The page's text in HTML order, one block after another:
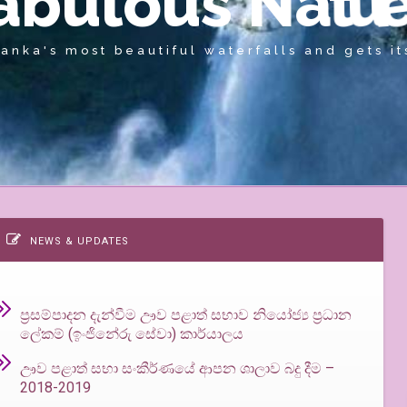
NEWS & UPDATES
ප්‍රසම්පාදන දැන්වීම ඌව පළාත් සභාව නියෝජ්‍ය ප්‍රධාන
ලේකම් (ඉංජිනේරු සේවා) කාර්යාලය
ඌව පළාත් සභා සංකීර්ණයේ ආපන ශාලාව බදු දීම –
2018-2019